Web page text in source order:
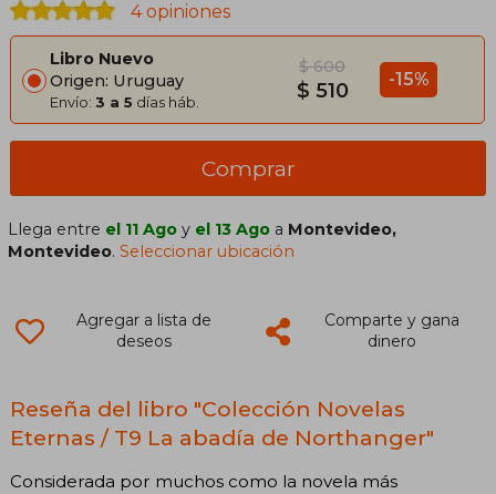
4 opiniones
Libro Nuevo
Origen: Uruguay
Envío: 3 a 5 días háb.
$ 600
$ 510 -15%
Comprar
Llega entre el 11 Ago y el 13 Ago a Montevideo,
Montevideo.Seleccionar ubicación
Agregar a lista de
deseos
Comparte y gana
dinero
Reseña del libro "Colección Novelas
Eternas / T9 La abadía de Northanger"
Considerada por muchos como la novela más